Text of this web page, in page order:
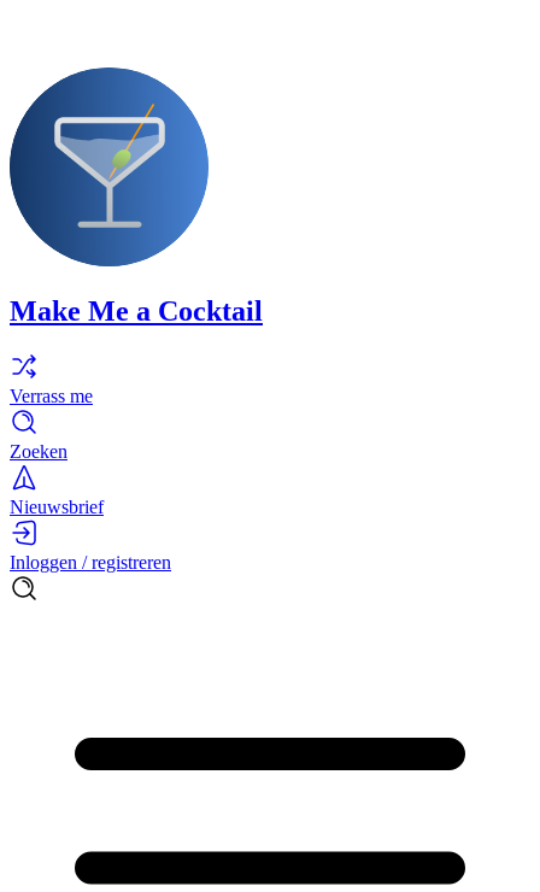
Make Me a Cocktail
Verrass me
Zoeken
Nieuwsbrief
Inloggen / registreren